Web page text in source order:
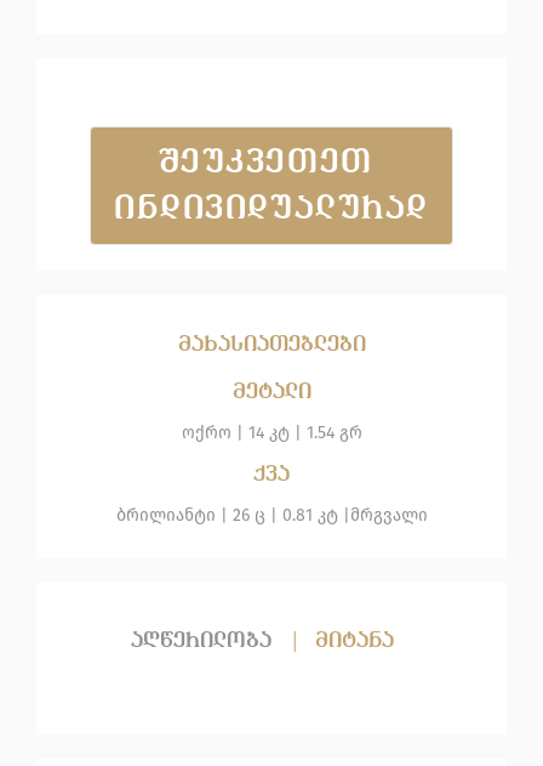
ᲨᲔᲣᲙᲕᲔᲗᲔᲗ
ᲘᲜᲓᲘᲕᲘᲓᲣᲐᲚᲣᲠᲐᲓ
მახასიათებლები
მეტალი
ოქრო 14 კტ | 1.54 გრ
ქვა
ბრილიანტი | 26 ც | 0.81 კტ | მრგვალი
აღწერილობა მიტანა